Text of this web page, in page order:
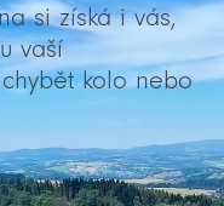
si získá i vás,
vaší
kolo nebo